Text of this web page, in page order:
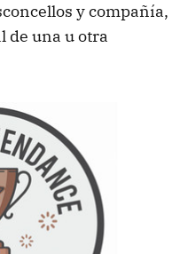
y compañía,
de una u otra